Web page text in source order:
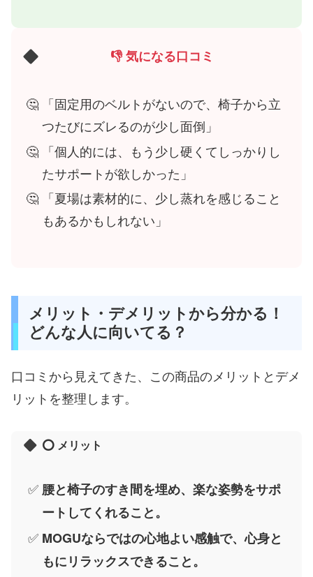
👎 気になる口コミ
「固定用のベルトがないので、椅子から立
つたびにズレるのが少し面倒」
「個人的には、もう少し硬くてしっかりし
たサポートが欲しかった」
「夏場は素材的に、少し蒸れを感じること
もあるかもしれない」
メリット・デメリットから分かる！
どんな人に向いてる？
口コミから見えてきた、この商品のメリットとデメ
リットを整理します。
⭕️ メリット
腰と椅子のすき間を埋め、楽な姿勢をサポ
ートしてくれること。
MOGUならではの心地よい感触で、心身と
もにリラックスできること。